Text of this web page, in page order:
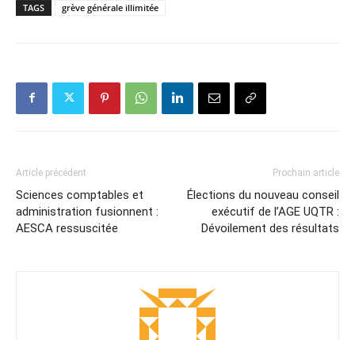
TAGS grève générale illimitée
Article précédent
Sciences comptables et
administration fusionnent :
AESCA ressuscitée
Prochain article
Élections du nouveau conseil
exécutif de l’AGE UQTR :
Dévoilement des résultats